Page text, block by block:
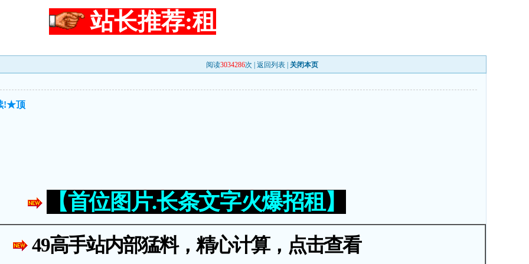
站长推荐:租
阅读3034286次 | 返回列表 关闭本页
!★顶
【首位图片.长条文字火爆招租】
49高手站内部猛料，精心计算，点击查看